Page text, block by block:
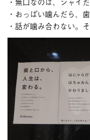
・おっぱい噛んだら、
・話が噛み合わない。